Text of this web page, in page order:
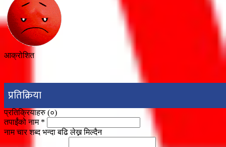
आक्रोशित
प्रतिक्रिया
प्रतिक्रियाहरु (०)
तपाईंको नाम *
नाम चार शब्द भन्दा बढि लेख्न मिल्दैन